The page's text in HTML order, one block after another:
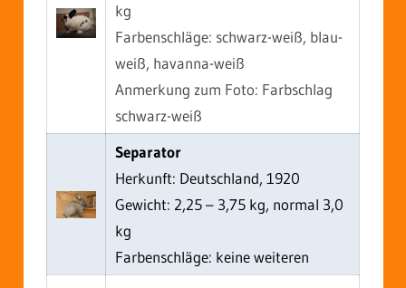
kg
Farbenschläge: schwarz-weiß, blau-
weiß, havanna-weiß
Anmerkung zum Foto: Farbschlag
schwarz-weiß
Separator
Herkunft: Deutschland, 1920
Gewicht: 2,25 – 3,75 kg, normal 3,0
kg
Farbenschläge: keine weiteren